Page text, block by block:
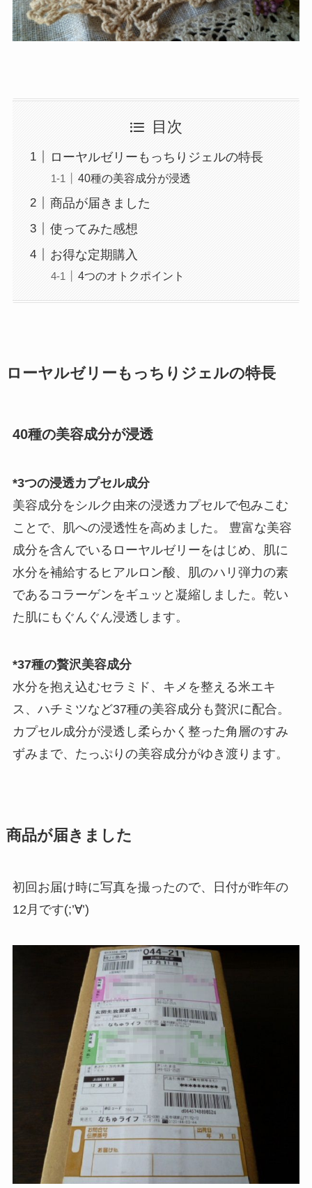
目次
ローヤルゼリーもっちりジェルの特長
40種の美容成分が浸透
商品が届きました
使ってみた感想
お得な定期購入
4つのオトクポイント
ローヤルゼリーもっちりジェルの特長
40種の美容成分が浸透
*3つの浸透カプセル成分
美容成分をシルク由来の浸透カプセルで包みこむ
ことで、肌への浸透性を高めました。 豊富な美容
成分を含んでいるローヤルゼリーをはじめ、肌に
水分を補給するヒアルロン酸、肌のハリ弾力の素
であるコラーゲンをギュッと凝縮しました。乾い
た肌にもぐんぐん浸透します。
*37種の贅沢美容成分
水分を抱え込むセラミド、キメを整える米エキ
ス、ハチミツなど37種の美容成分も贅沢に配合。
カプセル成分が浸透し柔らかく整った角層のすみ
ずみまで、たっぷりの美容成分がゆき渡ります。
商品が届きました
初回お届け時に写真を撮ったので、日付が昨年の
12月です(;’∀’)